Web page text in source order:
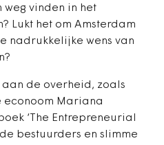
vinden in het
Lukt het om Amsterdam
nadrukkelijke wens van
de overheid, zoals
Mariana
‘The Entrepreneurial
bestuurders en slimme